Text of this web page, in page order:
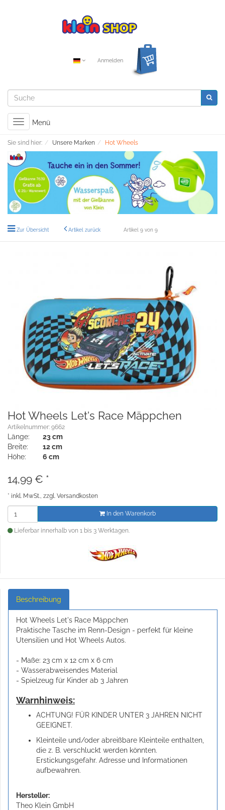
Anmelden
Toggle
navigation
Menü
Sie sind hier: Unsere Marken Hot Wheels
Zur Übersicht Artikel zurück Artikel 9 von 9
Hot Wheels Let's Race Mäppchen
Artikelnummer: 9662
Länge:
23 cm
Breite:
12 cm
Höhe:
6 cm
14,99 € *
* inkl. MwSt., zzgl. Versandkosten
In den Warenkorb
Lieferbar innerhalb von 1 bis 3 Werktagen.
Beschreibung
Hot Wheels Let's Race Mäppchen
Praktische Tasche im Renn-Design - perfekt für kleine
Utensilien und Hot Wheels Autos.
- Maße: 23 cm x 12 cm x 6 cm
- Wasserabweisendes Material
- Spielzeug für Kinder ab 3 Jahren
Warnhinweis:
ACHTUNG! FÜR KINDER UNTER 3 JAHREN NICHT
GEEIGNET.
Kleinteile und/oder abreißbare Kleinteile enthalten,
die z. B. verschluckt werden könnten.
Erstickungsgefahr. Adresse und Informationen
aufbewahren.
Hersteller:
Theo Klein GmbH